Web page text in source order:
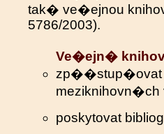
tak� ve�ejnou
5786/2003).
Ve�ejn�
zp��stup�ovat
poskytovat